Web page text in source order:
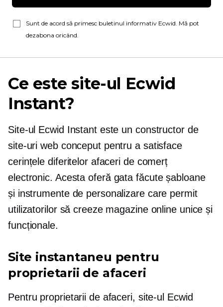
Sunt de acord să primesc buletinul informativ Ecwid. Mă pot
dezabona oricând.
Ce este site-ul Ecwid
Instant?
Site-ul Ecwid Instant este un constructor de
site-uri web conceput pentru a satisface
cerințele diferitelor afaceri de comerț
electronic. Acesta oferă gata făcuteșabloane
și instrumente de personalizare care permit
utilizatorilor să creeze magazine online unice și
funcționale.
Site instantaneu pentru
proprietarii de afaceri
Pentru proprietarii de afaceri, site-ul Ecwid